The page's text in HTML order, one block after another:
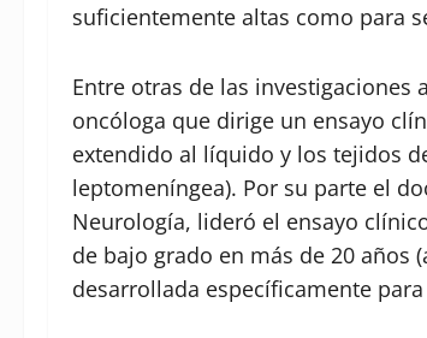
suficientemente altas como para
Entre otras de las investigaciones
oncóloga que dirige un ensayo
extendido al líquido y los tejidos
leptomeníngea). Por su parte el
Neurología, lideró el ensayo
de bajo grado en más de 20 años
desarrollada específicamente